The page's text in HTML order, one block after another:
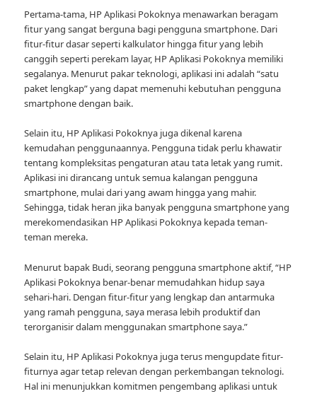
Pertama-tama, HP Aplikasi Pokoknya menawarkan beragam
fitur yang sangat berguna bagi pengguna smartphone. Dari
fitur-fitur dasar seperti kalkulator hingga fitur yang lebih
canggih seperti perekam layar, HP Aplikasi Pokoknya memiliki
segalanya. Menurut pakar teknologi, aplikasi ini adalah “satu
paket lengkap” yang dapat memenuhi kebutuhan pengguna
smartphone dengan baik.
Selain itu, HP Aplikasi Pokoknya juga dikenal karena
kemudahan penggunaannya. Pengguna tidak perlu khawatir
tentang kompleksitas pengaturan atau tata letak yang rumit.
Aplikasi ini dirancang untuk semua kalangan pengguna
smartphone, mulai dari yang awam hingga yang mahir.
Sehingga, tidak heran jika banyak pengguna smartphone yang
merekomendasikan HP Aplikasi Pokoknya kepada teman-
teman mereka.
Menurut bapak Budi, seorang pengguna smartphone aktif, “HP
Aplikasi Pokoknya benar-benar memudahkan hidup saya
sehari-hari. Dengan fitur-fitur yang lengkap dan antarmuka
yang ramah pengguna, saya merasa lebih produktif dan
terorganisir dalam menggunakan smartphone saya.”
Selain itu, HP Aplikasi Pokoknya juga terus mengupdate fitur-
fiturnya agar tetap relevan dengan perkembangan teknologi.
Hal ini menunjukkan komitmen pengembang aplikasi untuk